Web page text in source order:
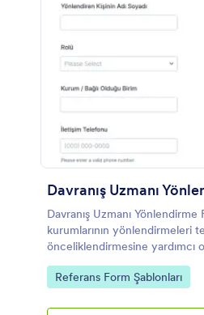
Davranış Uzmanı
Davranış Uzmanı
kurumlarının yönlendirmeleri
önceliklendirmesine yardımcı
toplama sürecini hızlandırır.
Go to Category:
Referans Form Şablonları